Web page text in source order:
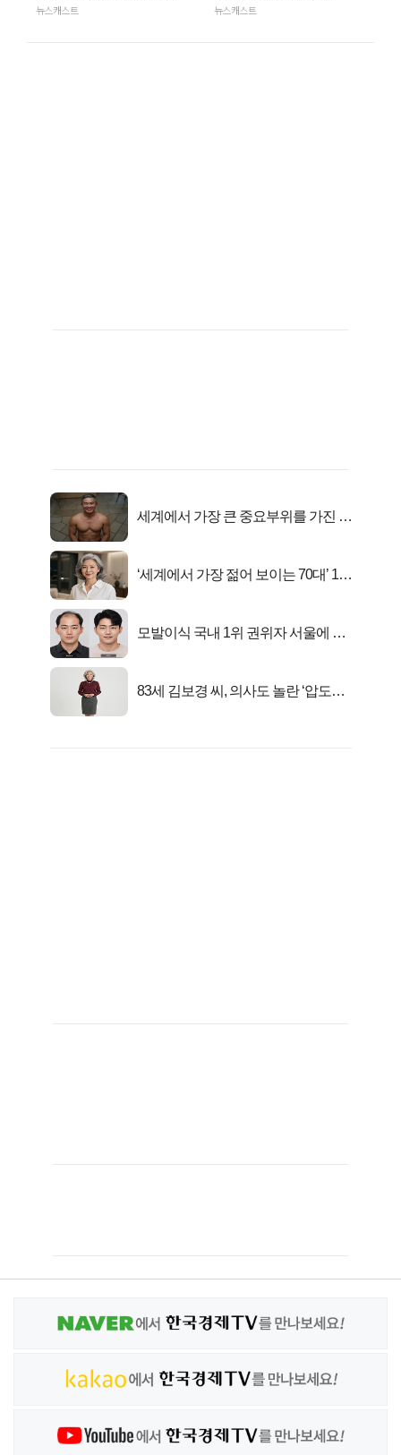
뉴스캐스트 뉴스캐스트
세계에서 가장 큰 중요부위를 가진 남
‘세계에서 가장 젊어 보이는 70대’ 1위
모발이식 국내 1위 권위자 서울에 있
83세 김보경 씨, 의사도 놀란 ‘압도적